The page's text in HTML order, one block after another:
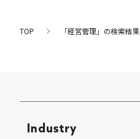
TOP 「経営管理」の検索結果
Industry